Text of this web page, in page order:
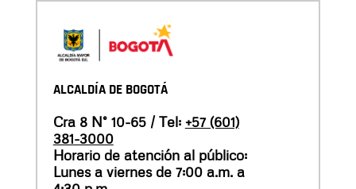
ALCALDÍA DE BOGOTÁ
Cra 8 N° 10-65 / Tel: +57 (601)
381-3000
Horario de atención al público:
Lunes a viernes de 7:00 a.m. a